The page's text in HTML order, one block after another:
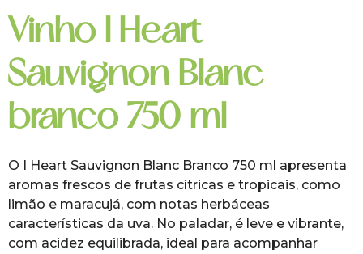
Vinho I Heart
Sauvignon Blanc
branco 750 ml
O I Heart Sauvignon Blanc Branco 750 ml apresenta
aromas frescos de frutas cítricas e tropicais, como
limão e maracujá, com notas herbáceas
características da uva. No paladar, é leve e vibrante,
com acidez equilibrada, ideal para acompanhar